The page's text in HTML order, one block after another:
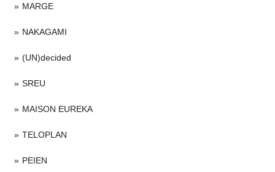
MARGE
NAKAGAMI
(UN)decided
SREU
MAISON EUREKA
TELOPLAN
PEIEN